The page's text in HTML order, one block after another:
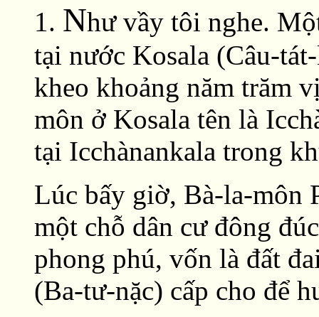
1. Như vầy tôi nghe.
tại nước Kosala (Câu-
kheo khoảng năm trăm
môn ở Kosala tên là
tại Icchànankala trong
Lúc bấy giờ, Bà-la-môn
một chỗ dân cư đông
phong phú, vốn là đất
(Ba-tư-nặc) cấp cho để